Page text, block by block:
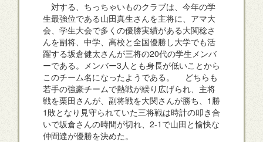
対する、ちっちゃいものクラブは、今年の学
生最強位である山田真生さんを主将に、アマ大
会、学生大会で多くの優勝実績がある大関稔さ
んを副将、中学、高校と全国優勝し大学でも活
躍する坂倉健太さんが三将の20代の学生メンバ
ーである。メンバー3人とも身長が低いことから
このチーム名になったようである。 どちらも
若手の強豪チームで熱戦が繰り広げられ、主将
戦を栗田さんが、副将戦を大関さんが勝ち、1勝
1敗となり見守られていた三将戦は時計の叩き合
いで坂倉さんの時間が切れ、2-1で山田と愉快な
仲間達が優勝を決めた。